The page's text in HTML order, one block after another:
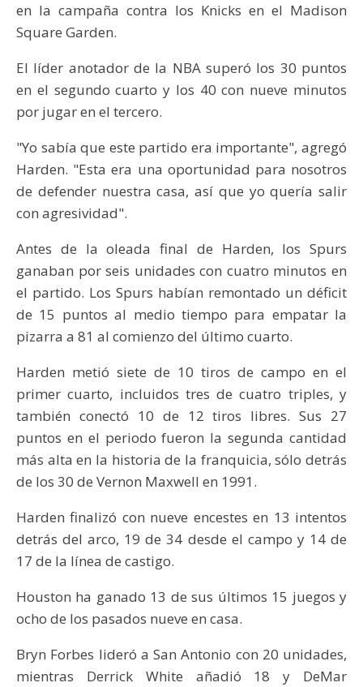
en la campaña contra los Knicks en el Madison
Square Garden.
El líder anotador de la NBA superó los 30 puntos
en el segundo cuarto y los 40 con nueve minutos
por jugar en el tercero.
"Yo sabía que este partido era importante", agregó
Harden. "Esta era una oportunidad para nosotros
de defender nuestra casa, así que yo quería salir
con agresividad".
Antes de la oleada final de Harden, los Spurs
ganaban por seis unidades con cuatro minutos en
el partido. Los Spurs habían remontado un déficit
de 15 puntos al medio tiempo para empatar la
pizarra a 81 al comienzo del último cuarto.
Harden metió siete de 10 tiros de campo en el
primer cuarto, incluidos tres de cuatro triples, y
también conectó 10 de 12 tiros libres. Sus 27
puntos en el periodo fueron la segunda cantidad
más alta en la historia de la franquicia, sólo detrás
de los 30 de Vernon Maxwell en 1991.
Harden finalizó con nueve encestes en 13 intentos
detrás del arco, 19 de 34 desde el campo y 14 de
17 de la línea de castigo.
Houston ha ganado 13 de sus últimos 15 juegos y
ocho de los pasados nueve en casa.
Bryn Forbes lideró a San Antonio con 20 unidades,
mientras Derrick White añadió 18 y DeMar